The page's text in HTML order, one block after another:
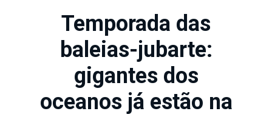
Temporada das
baleias-jubarte:
gigantes dos
oceanos já estão na